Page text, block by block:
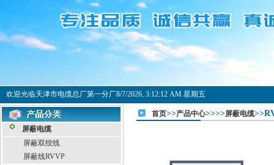
欢迎光临天津市电缆总厂第一分厂8/7/2026, 3:12:13 AM 星期五
屏蔽电缆
屏蔽双绞线
屏蔽线RVVP
首页>>产品中心>>>>屏蔽电缆